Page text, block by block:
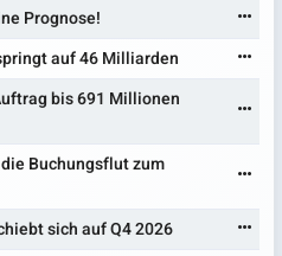
Prognose!
auf 46 Milliarden
bis 691 Millionen
Buchungsflut zum
sich auf Q4 2026